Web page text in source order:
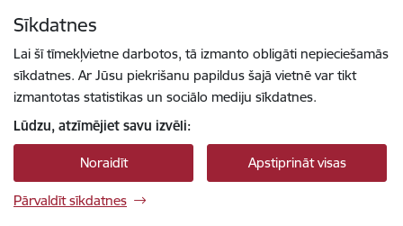
Sīkdatnes
Lai šī tīmekļvietne darbotos, tā izmanto obligāti nepieciešamās
sīkdatnes. Ar Jūsu piekrišanu papildus šajā vietnē var tikt
izmantotas statistikas un sociālo mediju sīkdatnes.
Lūdzu, atzīmējiet savu izvēli:
Noraidīt Apstiprināt visas
Pārvaldīt sīkdatnes